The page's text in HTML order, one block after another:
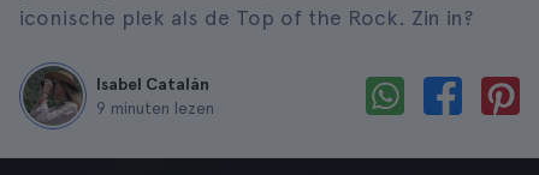
iconische plek als de Top of the Rock. Zin in?
Isabel Catalán
9 minuten lezen